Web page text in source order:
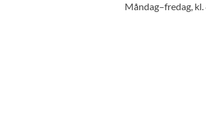
Måndag–fredag,